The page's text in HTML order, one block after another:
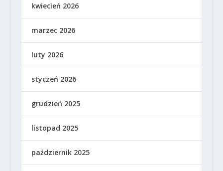
kwiecień 2026
marzec 2026
luty 2026
styczeń 2026
grudzień 2025
listopad 2025
październik 2025